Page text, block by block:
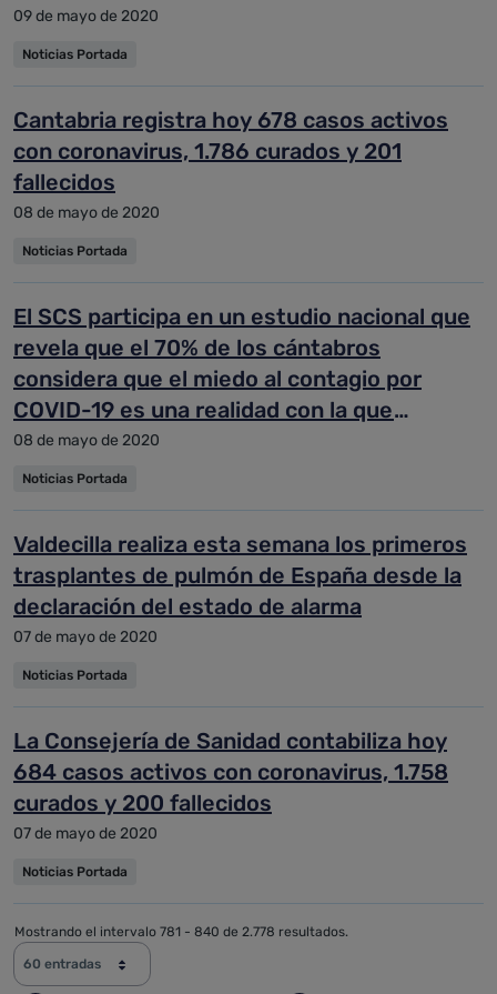
09 de mayo de 2020
Noticias Portada
Cantabria registra hoy 678 casos activos
con coronavirus, 1.786 curados y 201
fallecidos
08 de mayo de 2020
Noticias Portada
El SCS participa en un estudio nacional que
revela que el 70% de los cántabros
considera que el miedo al contagio por
COVID-19 es una realidad con la que
convivimos
08 de mayo de 2020
Noticias Portada
Valdecilla realiza esta semana los primeros
trasplantes de pulmón de España desde la
declaración del estado de alarma
07 de mayo de 2020
Noticias Portada
La Consejería de Sanidad contabiliza hoy
684 casos activos con coronavirus, 1.758
curados y 200 fallecidos
07 de mayo de 2020
Noticias Portada
60 entradas
Mostrando el intervalo 781 - 840 de 2.778 resultados.